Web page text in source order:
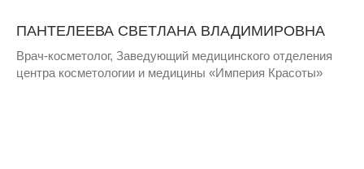
ПАНТЕЛЕЕВА СВЕТЛАНА ВЛАДИМИРОВНА
Врач-косметолог, Заведующий медицинского отделения
центра косметологии и медицины «Империя Красоты»